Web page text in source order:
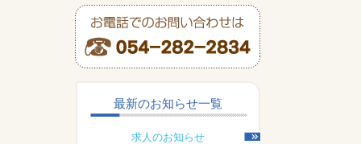
最新のお知らせ一覧
求人のお知らせ